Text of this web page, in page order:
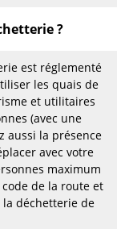
?
est réglementé
les quais de
et utilitaires
(avec une
aussi la présence
avec votre
maximum
de la route et
la déchetterie de